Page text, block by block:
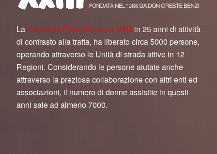
La Comunità Papa Giovanni XXIII in 25 anni di attività
di contrasto alla tratta, ha liberato circa 5000 persone,
operando attraverso le Unità di strada attive in 12
Regioni. Considerando le persone aiutate anche
attraverso la preziosa collaborazione con altri enti ed
associazioni, il numero di donne assistite in questi
anni sale ad almeno 7000.